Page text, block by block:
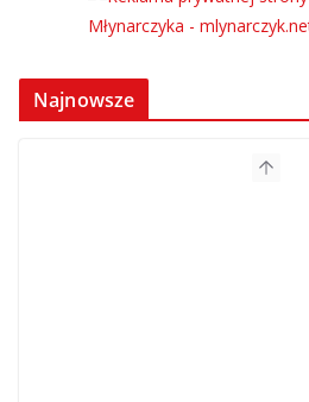
Najnowsze